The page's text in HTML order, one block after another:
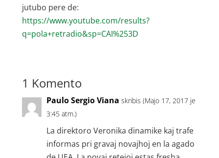
jutubo pere de:
https://www.youtube.com/results?
q=pola+retradio&sp=CAI%253D
1 Komento
Paulo Sergio Viana skribis (Majo 17, 2017 je
3:45 atm.)
La direktoro Veronika dinamike kaj trafe
informas pri gravaj novajhoj en la agado